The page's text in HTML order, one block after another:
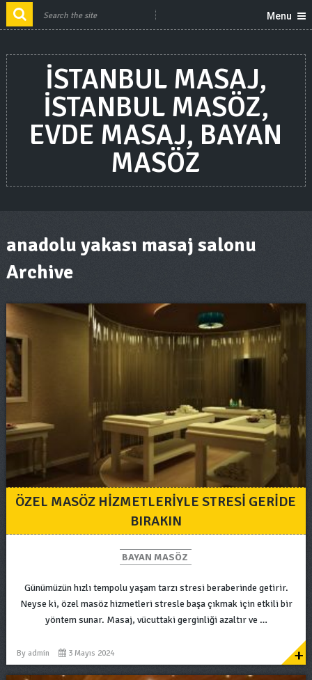
Menu
ISTANBUL MASAJ,
ISTANBUL MASÖZ,
EVDE MASAJ, BAYAN
MASÖZ
anadolu yakası masaj salonu
Archive
ÖZEL MASÖZ HIZMETLERIYLE STRESI GERIDE
BIRAKIN
BAYAN MASÖZ
Günümüzün hızlı tempolu yaşam tarzı stresi beraberinde getirir.
Neyse ki, özel masöz hizmetleri stresle başa çıkmak için etkili bir
yöntem sunar. Masaj, vücuttaki gerginliği azaltır ve …
By admin 3 Mayıs 2024 +